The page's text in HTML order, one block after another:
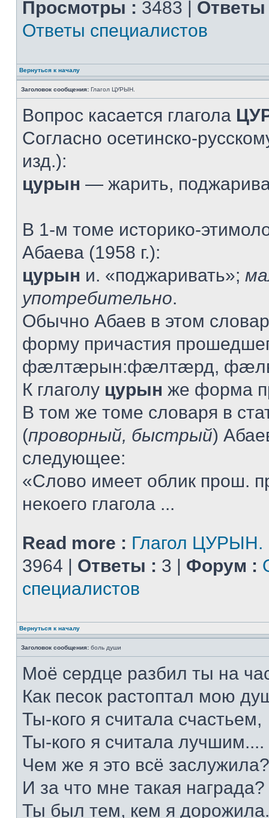
Просмотры : 3483 | Ответы
Ответы специалистов
Вернуться к началу
Заголовок сообщения: Глагол ЦУРЫН.
Вопрос касается глагола
Согласно осетинско-
изд.):
цурын — жарить,
В 1-м томе историко-
Абаева (1958 г.):
цурын и. «поджаривать»;
употребительно.
Обычно Абаев в этом
форму причастия
фæлтæрын:фæлтæрд,
К глаголу цурын же форма
В том же томе словаря в
(проворный, быстрый)
следующее:
«Слово имеет облик прош.
некоего глагола ...
Read more : Глагол ЦУРЫН.
3964 | Ответы : 3 | Форум :
специалистов
Вернуться к началу
Заголовок сообщения: боль души
Моё сердце разбил ты на
Как песок растоптал мою
Ты-кого я считала счастьем,
Ты-кого я считала лучшим....
Чем же я это всё заслужила?
И за что мне такая награда?
Ты был тем, кем я